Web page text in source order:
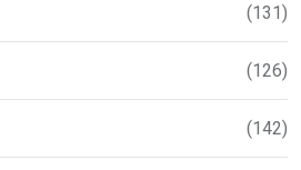
(131)
(126)
(142)